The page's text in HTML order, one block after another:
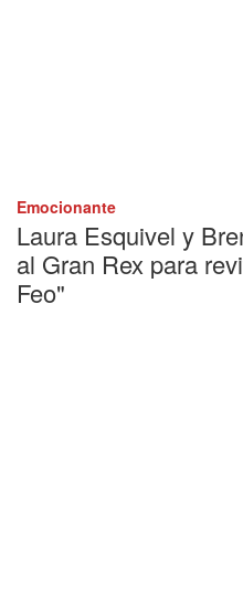
Emocionante
Laura Esquivel y
al Gran Rex para
Feo"